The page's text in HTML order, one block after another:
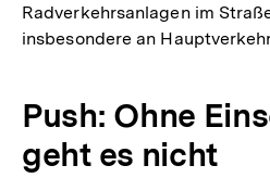
Radverkehrsanlagen im
insbesondere an
Push: Ohne
geht es nicht